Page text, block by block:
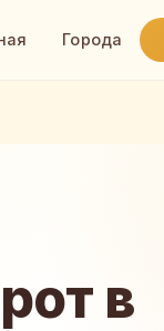
Города
в